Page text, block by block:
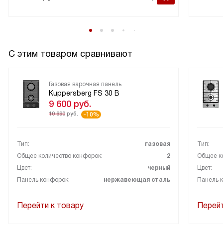
С этим товаром сравнивают
Газовая варочная панель
Kuppersberg FS 30 B
9 600 руб.
10 690 руб. -10%
Тип:
газовая
Общее количество конфорок:
2
Цвет:
черный
Панель конфорок:
нержавеющая сталь
Перейти к товару
Тип:
Общее
Цвет:
Панель